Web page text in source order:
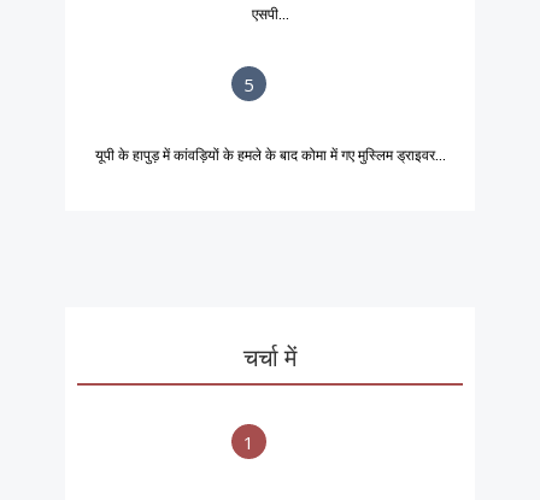
एसपी...
5
यूपी के हापुड़ में कांवड़ियों के हमले के बाद कोमा में गए मुस्लिम ड्राइवर...
चर्चा में
1